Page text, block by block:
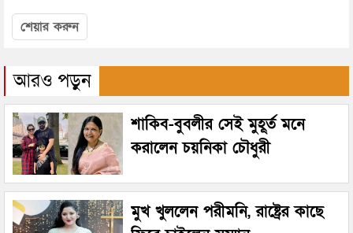
শেয়ার করুন
আরও পড়ুন
শাকিব-বুবলীর সেই মুহূর্ত মনে
করালেন চয়নিকা চৌধুরী
মুখ খুললেন পরীমনি, রাষ্ট্রের কাছে